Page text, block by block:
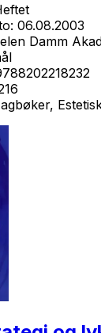
06.08.2003
Damm